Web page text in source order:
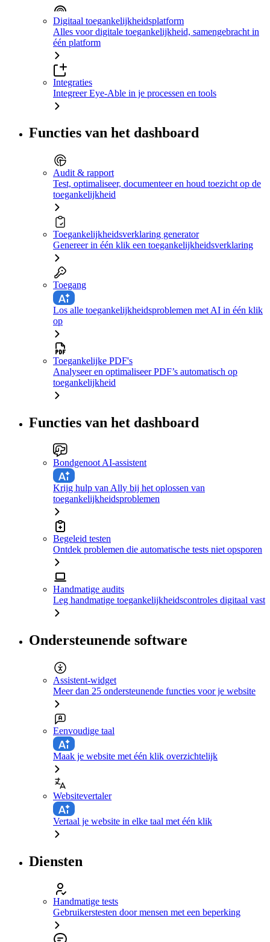
Digitaal toegankelijkheidsplatform
Alles voor digitale toegankelijkheid, samengebracht in
één platform
Integraties
Integreer Eye-Able in je processen en tools
Functies van het dashboard
Audit & rapport
Test, optimaliseer, documenteer en houd toezicht op de
toegankelijkheid
Toegankelijkheidsverklaring generator
Genereer in één klik een toegankelijkheidsverklaring
Toegang
Los alle toegankelijkheidsproblemen met AI in één klik
op
Toegankelijke PDF's
Analyseer en optimaliseer PDF’s automatisch op
toegankelijkheid
Functies van het dashboard
Bondgenoot AI-assistent
Krijg hulp van Ally bij het oplossen van
toegankelijkheidsproblemen
Begeleid testen
Ontdek problemen die automatische tests niet opsporen
Handmatige audits
Leg handmatige toegankelijkheidscontroles digitaal vast
Ondersteunende software
Assistent-widget
Meer dan 25 ondersteunende functies voor je website
Eenvoudige taal
Maak je website met één klik overzichtelijk
Websitevertaler
Vertaal je website in elke taal met één klik
Diensten
Handmatige tests
Gebruikerstesten door mensen met een beperking